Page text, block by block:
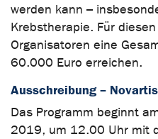
werden kann –
Krebstherapie. Für
Organisatoren eine
60.000 Euro erreichen.
Ausschreibung –
Das Programm beginnt
2019, um 12.00 Uhr mit